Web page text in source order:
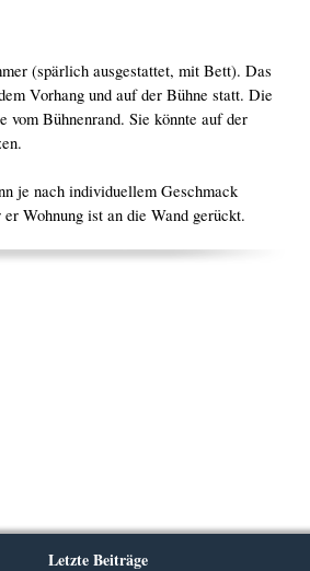
(spärlich ausgestattet, mit Bett). Das
Vorhang und auf der Bühne statt. Die
vom Bühnenrand. Sie könnte auf der
je nach individuellem Geschmack
Wohnung ist an die Wand gerückt.
Letzte Beiträge